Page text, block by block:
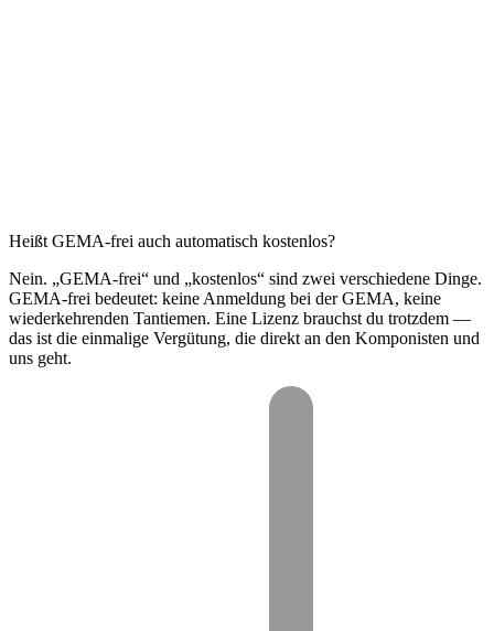
Heißt GEMA-frei auch automatisch kostenlos?
Nein. „GEMA-frei“ und „kostenlos“ sind zwei verschiedene Dinge.
GEMA-frei bedeutet: keine Anmeldung bei der GEMA, keine
wiederkehrenden Tantiemen. Eine Lizenz brauchst du trotzdem —
das ist die einmalige Vergütung, die direkt an den Komponisten und
uns geht.